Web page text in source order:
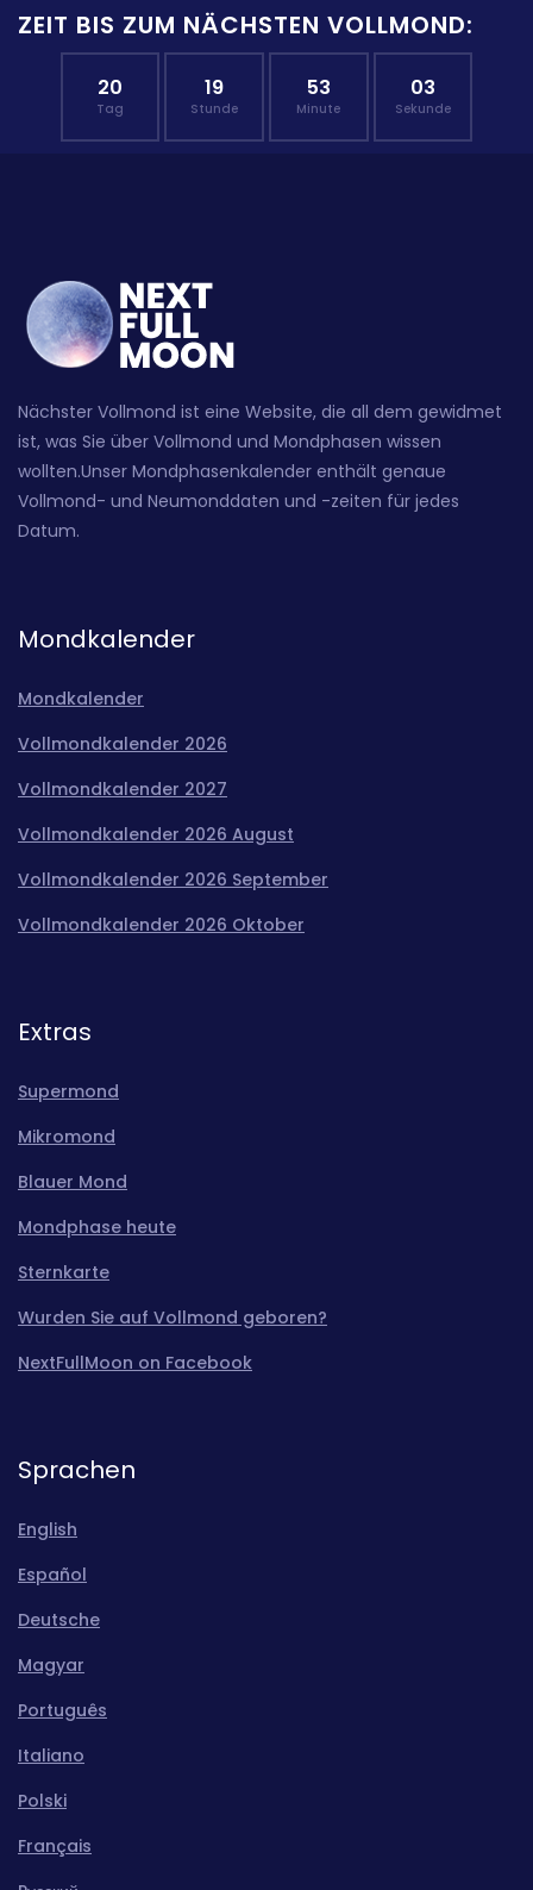
ZEIT BIS ZUM NÄCHSTEN VOLLMOND:
20
Tag
19
Stunde
53
Minute
03
Sekunde
Nächster Vollmond ist eine Website, die all dem gewidmet
ist, was Sie über Vollmond und Mondphasen wissen
wollten.Unser Mondphasenkalender enthält genaue
Vollmond- und Neumonddaten und -zeiten für jedes
Datum.
Mondkalender
Mondkalender
Vollmondkalender 2026
Vollmondkalender 2027
Vollmondkalender 2026 August
Vollmondkalender 2026 September
Vollmondkalender 2026 Oktober
Extras
Supermond
Mikromond
Blauer Mond
Mondphase heute
Sternkarte
Wurden Sie auf Vollmond geboren?
NextFullMoon on Facebook
Sprachen
English
Español
Deutsche
Magyar
Português
Italiano
Polski
Français